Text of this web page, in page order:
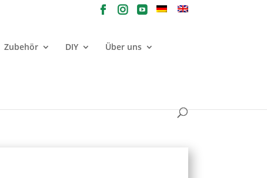
Zubehör DIY Über uns